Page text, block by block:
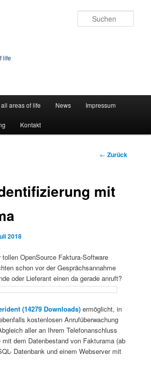
life
areas of life News Impressum
Kontakt
← Zurück
mit
2018
OpenSource Faktura-Software
schon vor der Gesprächsannahme
oder Lieferant einen da gerade anruft?
(14279 Downloads)ermöglicht, in
kostenlosen Anrufüberwachung
aller an Ihrem Telefonanschluss
mit dem Datenbestand von Fakturama (ab
Datenbank und einem Webserver mit